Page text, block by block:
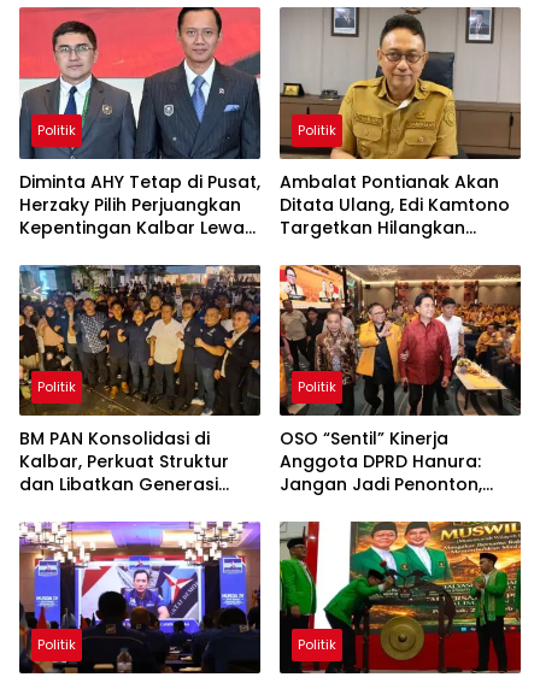
Politik
Diminta AHY Tetap di Pusat,
Herzaky Pilih Perjuangkan
Kepentingan Kalbar Lewat
Politik
Ambalat Pontianak Akan
Ditata Ulang, Edi Kamtono
Targetkan Hilangkan
Politik
BM PAN Konsolidasi di
Kalbar, Perkuat Struktur
dan Libatkan Generasi
Politik
OSO “Sentil” Kinerja
Anggota DPRD Hanura:
Jangan Jadi Penonton,
Politik Politik